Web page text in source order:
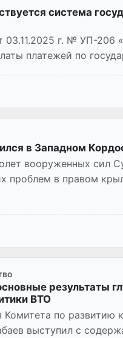
система
03.11.2025 г. № УП-
платежей по
в Западном
вооруженных сил
проблем в правом
результаты
ВТО
Комитета по развитию
выступил с